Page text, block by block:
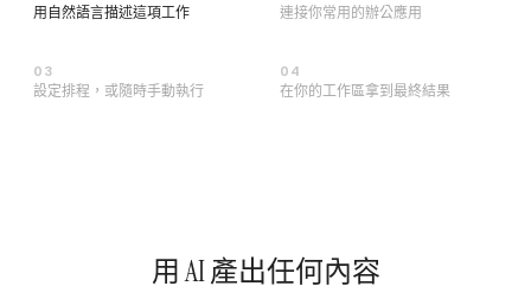
用自然語言描述這項工作 連接你常用的辦公應用
03
設定排程，或隨時手動執行
04
在你的工作區拿到最終結果
用 AI 產出任何內容